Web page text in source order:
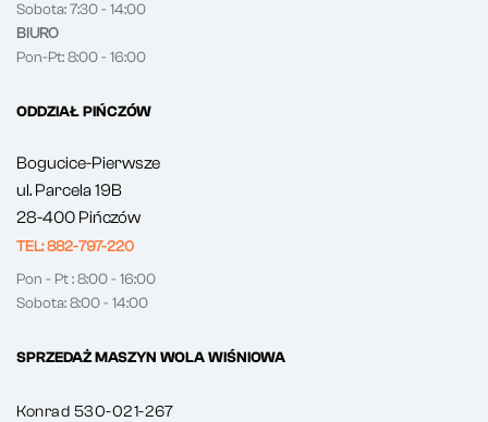
Sobota: 7:30 - 14:00
BIURO
Pon-Pt: 8:00 - 16:00
ODDZIAŁ PIŃCZÓW
Bogucice-Pierwsze
ul. Parcela 19B
28-400 Pińczów
TEL: 882-797-220
Pon - Pt : 8:00 - 16:00
Sobota: 8:00 - 14:00
SPRZEDAŻ MASZYN WOLA WIŚNIOWA
Konrad 530-021-267